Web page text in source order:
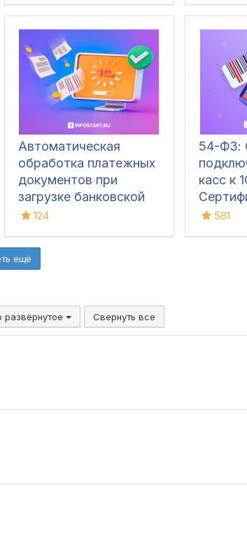
Автоматическая
обработка платежных
документов при
загрузке банковской
выписки в 1С
124
54-ФЗ:
касс к
ПИоТ
581
ещё
развёрнутое Свернуть все